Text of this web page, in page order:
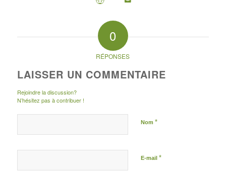
0
RÉPONSES
LAISSER UN COMMENTAIRE
Rejoindre la discussion?
N’hésitez pas à contribuer !
Nom *
E-mail *